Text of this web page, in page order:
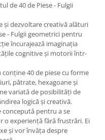
de 40 de Piese - Fulgii
și dezvoltare creativă alături
- Fulgii geometrici pentru
încurajează imaginația
cognitive și motorii într-
40 de piese cu forme
pătrate, hexagoane și
variată de posibilități de
logică și creativă.
concepută pentru a se
o experiență fără frustrări. Ei
și vor învăța despre